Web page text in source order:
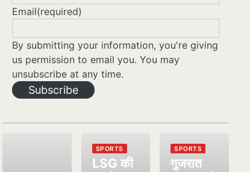
Email(required)
By submitting your information, you're giving
us permission to email you. You may
unsubscribe at any time.
Subscribe
SPORTS
LSG की
SPORTS
गुजरात